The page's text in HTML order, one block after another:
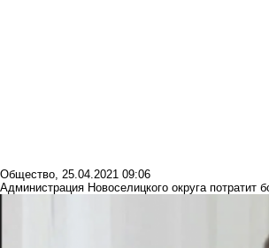
Общество, 25.04.2021 09:06
Администрация Новоселицкого округа